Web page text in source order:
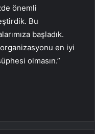
önemli
Bu
başladık.
en iyi
olmasın.”